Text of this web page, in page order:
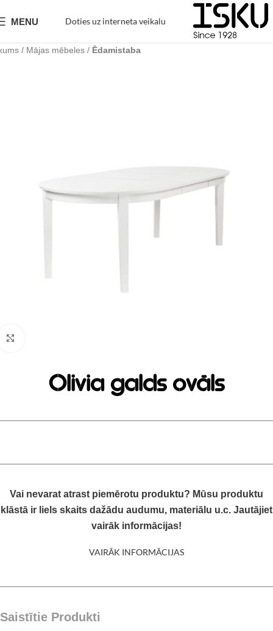
MENU Doties uz interneta veikalu
Mājas mēbeles Ēdamistaba
Olivia galds ovāls
Vai nevarat atrast piemērotu produktu? Mūsu produktu
klāstā ir liels skaits dažādu audumu, materiālu u.c. Jautājiet
vairāk informācijas!
VAIRĀK INFORMĀCIJAS
Saistītie Produkti